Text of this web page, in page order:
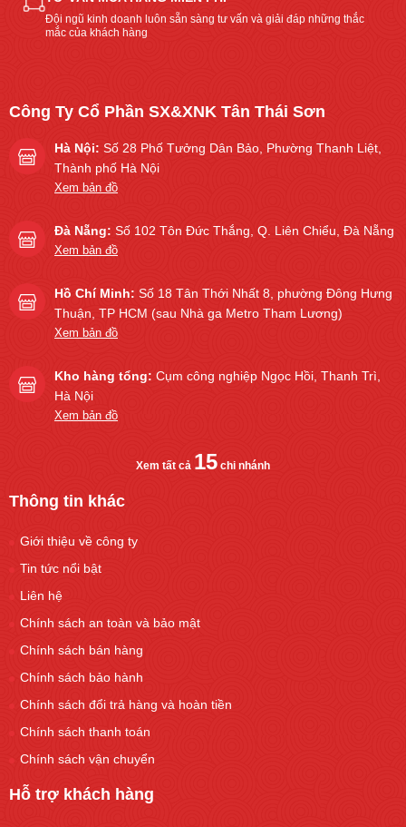
Đội ngũ kinh doanh luôn sẵn sàng tư vấn và giải đáp những thắc
mắc của khách hàng
Công Ty Cổ Phần SX&XNK Tân Thái Sơn
Hà Nội: Số 28 Phố Tưởng Dân Bảo, Phường Thanh Liệt,
Thành phố Hà Nội
Xem bản đồ
Đà Nẵng: Số 102 Tôn Đức Thắng, Q. Liên Chiểu, Đà Nẵng
Xem bản đồ
Hồ Chí Minh: Số 18 Tân Thới Nhất 8, phường Đông Hưng
Thuận, TP HCM (sau Nhà ga Metro Tham Lương)
Xem bản đồ
Kho hàng tổng: Cụm công nghiệp Ngọc Hồi, Thanh Trì,
Hà Nội
Xem bản đồ
Xem tất cả 15 chi nhánh
Thông tin khác
Giới thiệu về công ty
Tin tức nổi bật
Liên hệ
Chính sách an toàn và bảo mật
Chính sách bán hàng
Chính sách bảo hành
Chính sách đổi trả hàng và hoàn tiền
Chính sách thanh toán
Chính sách vận chuyển
Hỗ trợ khách hàng